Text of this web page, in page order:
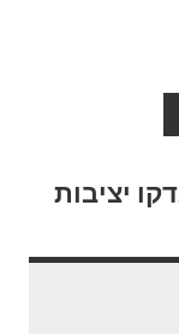
יציבות